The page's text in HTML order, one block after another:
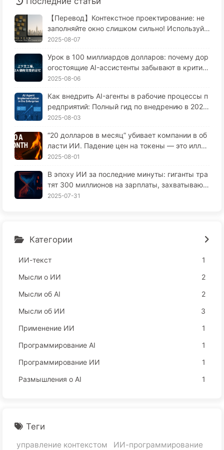
【Перевод】Контекстное проектирование: не
заполняйте окно слишком сильно! Используйт
е методы записи, фильтрации, сжатия и изоля
AI170
2025-08-07
Урок в 100 миллиардов долларов: почему дор
огостоящие AI-ассистенты забывают в критич
еские моменты, и как их конкуренты добиваю
2025-08-06
Как внедрить AI-агенты в рабочие процессы п
редприятий: Полный гид по внедрению в 2025
году — Учитесь медленно AI166
2025-08-03
“20 долларов в месяц” убивает компании в об
ласти ИИ. Падение цен на токены — это иллю
зия, настоящая дороговизна в ИИ — это ваша
2025-08-01
В эпоху ИИ за последние минуты: гиганты тра
тят 300 миллионов на зарплаты, захватывают
ваш сон и продают ваше свободное время рек
2025-07-31
Категории
ИИ-текст
1
Мысли о ИИ
2
Мысли об AI
2
Мысли об ИИ
3
Применение ИИ
1
Программирование AI
1
Программирование ИИ
1
Размышления о AI
1
Теги
управление контекстом ИИ-программирование